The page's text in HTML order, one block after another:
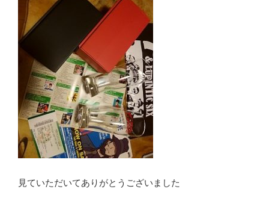
見ていただいてありがとうございました